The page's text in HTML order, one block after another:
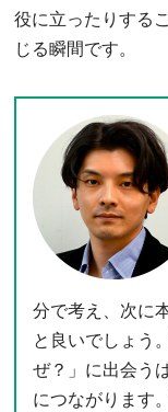
役に立ったりする
じる瞬間です。
分で考え、次に
と良いでしょう
ぜ？」に出会う
につながります